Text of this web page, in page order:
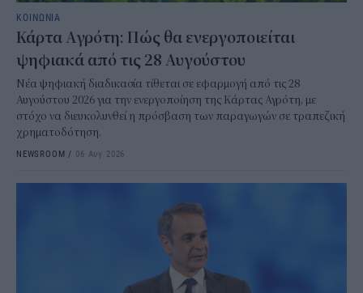
ΚΟΙΝΩΝΙΑ
Κάρτα Αγρότη: Πώς θα ενεργοποιείται
ψηφιακά από τις 28 Αυγούστου
Νέα ψηφιακή διαδικασία τίθεται σε εφαρμογή από τις 28
Αυγούστου 2026 για την ενεργοποίηση της Κάρτας Αγρότη, με
στόχο να διευκολυνθεί η πρόσβαση των παραγωγών σε τραπεζική
χρηματοδότηση.
NEWSROOM / 06 Αυγ 2026